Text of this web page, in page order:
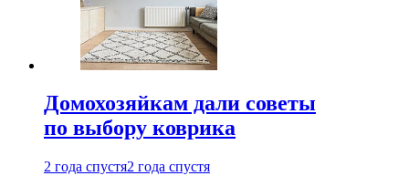
Домохозяйкам дали советы
по выбору коврика
2 года спустя2 года спустя